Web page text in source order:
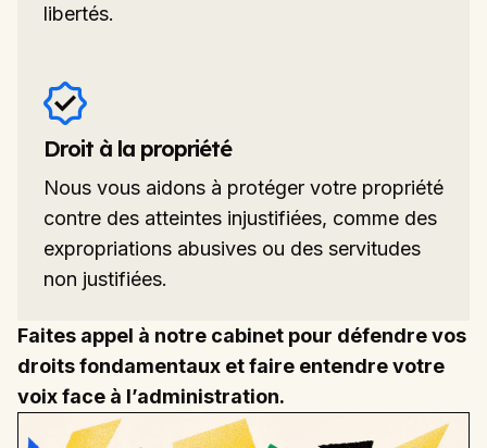
libertés.
Droit à la propriété
Nous vous aidons à protéger votre propriété
contre des atteintes injustifiées, comme des
expropriations abusives ou des servitudes
non justifiées.
Faites appel à notre cabinet pour défendre vos
droits fondamentaux et faire entendre votre
voix face à l’administration.